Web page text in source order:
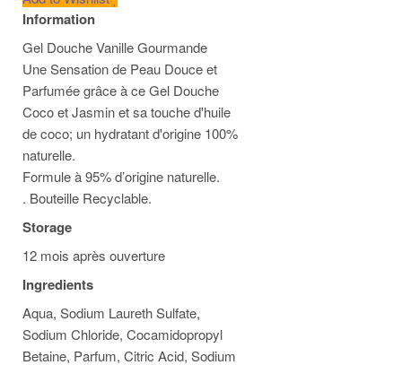
Information
Gel Douche Vanille Gourmande
Une Sensation de Peau Douce et
Parfumée grâce à ce Gel Douche
Coco et Jasmin et sa touche d'huile
de coco; un hydratant d'origine 100%
naturelle.
Formule à 95% d’origine naturelle.
. Bouteille Recyclable.
Storage
12 mois après ouverture
Ingredients
Aqua, Sodium Laureth Sulfate,
Sodium Chloride, Cocamidopropyl
Betaine, Parfum, Citric Acid, Sodium